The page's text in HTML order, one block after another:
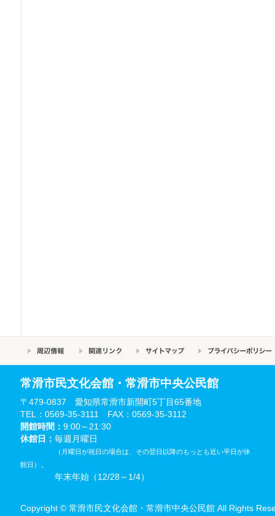
常滑市民文化会館・常滑市中央公民館
〒479-0837 愛知県常滑市新開町5丁目65番地
TEL：0569-35-3111 FAX：0569-35-3112
開館時間： 9:00～21:30
休館日： 毎週月曜日
（月曜日が祝日の場合は、その翌日以降のもっとも近い平日が休
館日）
、
年末年始（12/28～1/4）
Copyright © 常滑市民文化会館・常滑市中央公民館 All Rights